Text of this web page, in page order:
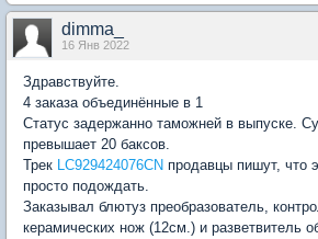
dimma_
16 Янв 2022
Здравствуйте.
4 заказа объединённые в 1
Статус задержанно таможней в выпуске.
превышает 20 баксов.
Трек LC929424076CN продавцы пишут, что
просто подождать.
Заказывал блютуз преобразователь,
керамических нож (12см.) и разветвитель